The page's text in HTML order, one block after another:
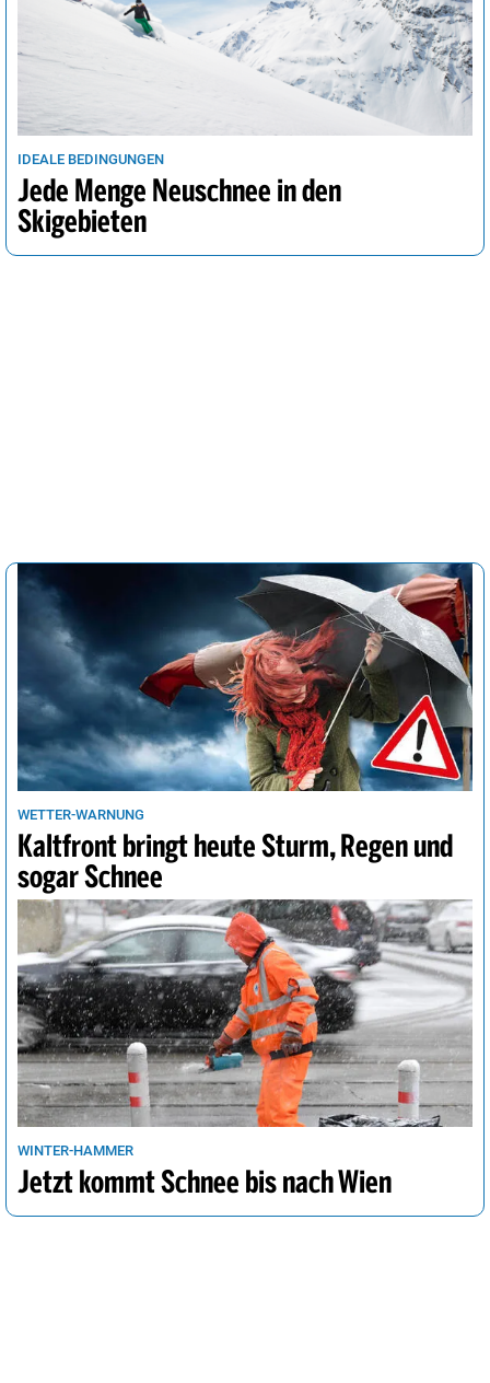
IDEALE BEDINGUNGEN
Jede Menge Neuschnee in den
Skigebieten
WETTER-WARNUNG
Kaltfront bringt heute Sturm, Regen und
sogar Schnee
WINTER-HAMMER
Jetzt kommt Schnee bis nach Wien